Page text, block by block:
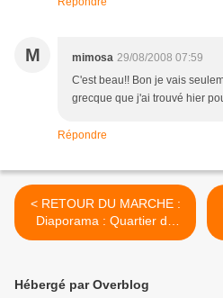
M mimosa 29/08/2008 07:59
C'est beau!! Bon je vais
grecque que j'ai trouvé hier
Répondre
< RETOUR DU MARCHE :
Diaporama : Quartier de
l'Agora
Hébergé par Overblog